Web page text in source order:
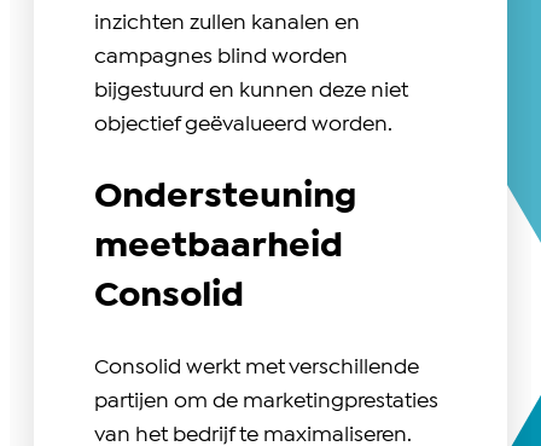
inzichten zullen kanalen en
campagnes blind worden
bijgestuurd en kunnen deze niet
objectief geëvalueerd worden.
Ondersteuning
meetbaarheid
Consolid
Consolid werkt met verschillende
partijen om de marketingprestaties
van het bedrijf te maximaliseren.